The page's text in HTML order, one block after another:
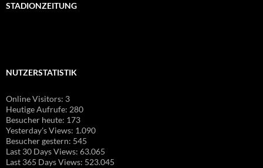
STADIONZEITUNG
NUTZERSTATISTIK
Online Visitors: 3
Heutige Aufrufe: 280
Besucher heute: 173
Yesterday's Views: 1.090
Besucher gestern: 545
Last 30 Days Views: 63.065
Last 365 Days Views: 523.045